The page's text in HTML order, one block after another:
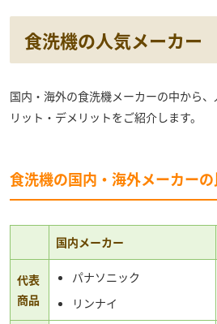
食洗機の人気メーカー
国内・海外の食洗機メーカーの中から
リット・デメリットをご紹介します。
食洗機の国内・海外メーカー
国内メーカー
代表
商品
パナソニック
リンナイ